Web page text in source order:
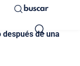
buscar
de una